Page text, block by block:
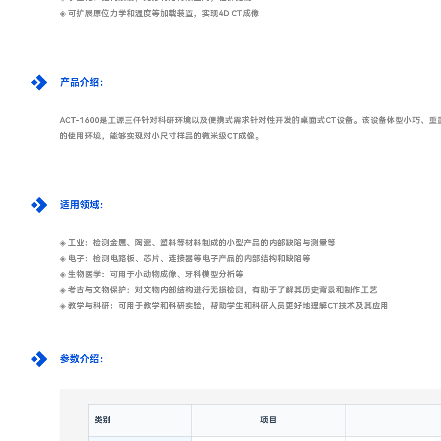
◈ 可扩展原位力学和温度等加载装置，实现4D CT成像
产品介绍：
ACT-1600是工源三仟针对科研环境以及便携式需求针对性开发的桌面式CT设备。该设备体型小巧、
的使用环境，能够实现对小尺寸样品的微米级CT成像。
适用领域：
◈ 工业：检测金属、陶瓷、塑料等材料制成的小型产品的内部缺陷与测量等
◈ 电子：检测电路板、芯片、连接器等电子产品的内部结构和缺陷等
◈ 生物医学：可用于小动物成像、牙科模型分析等
◈ 考古与文物保护：对文物内部结构进行无损检测，有助于了解其历史背景和制作工艺
◈ 教学与科研：可用于教学和科研实验，帮助学生和科研人员更好地理解CT技术及其应用
参数介绍：
类别 项目